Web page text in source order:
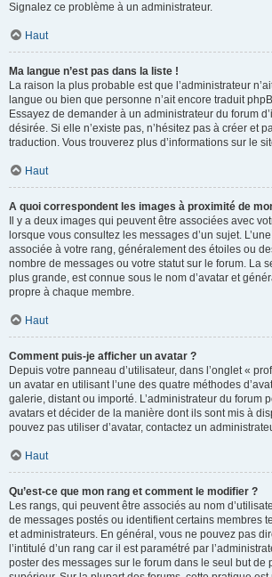
Signalez ce problème à un administrateur.
Haut
Ma langue n’est pas dans la liste !
La raison la plus probable est que l’administrateur
langue ou bien que personne n’ait encore traduit
Essayez de demander à un administrateur du forum
désirée. Si elle n’existe pas, n’hésitez pas à créer et
traduction. Vous trouverez plus d’informations sur le
Haut
A quoi correspondent les images à proximité de
Il y a deux images qui peuvent être associées avec
lorsque vous consultez les messages d’un sujet.
associée à votre rang, généralement des étoiles ou
nombre de messages ou votre statut sur le forum. La
plus grande, est connue sous le nom d’avatar et
propre à chaque membre.
Haut
Comment puis-je afficher un avatar ?
Depuis votre panneau d’utilisateur, dans l’onglet «
un avatar en utilisant l’une des quatre méthodes
galerie, distant ou importé. L’administrateur du forum
avatars et décider de la manière dont ils sont mis à
pouvez pas utiliser d’avatar, contactez un
Haut
Qu’est-ce que mon rang et comment le modifier ?
Les rangs, qui peuvent être associés au nom
de messages postés ou identifient certains membres
et administrateurs. En général, vous ne pouvez pas
l’intitulé d’un rang car il est paramétré par
poster des messages sur le forum dans le seul but de